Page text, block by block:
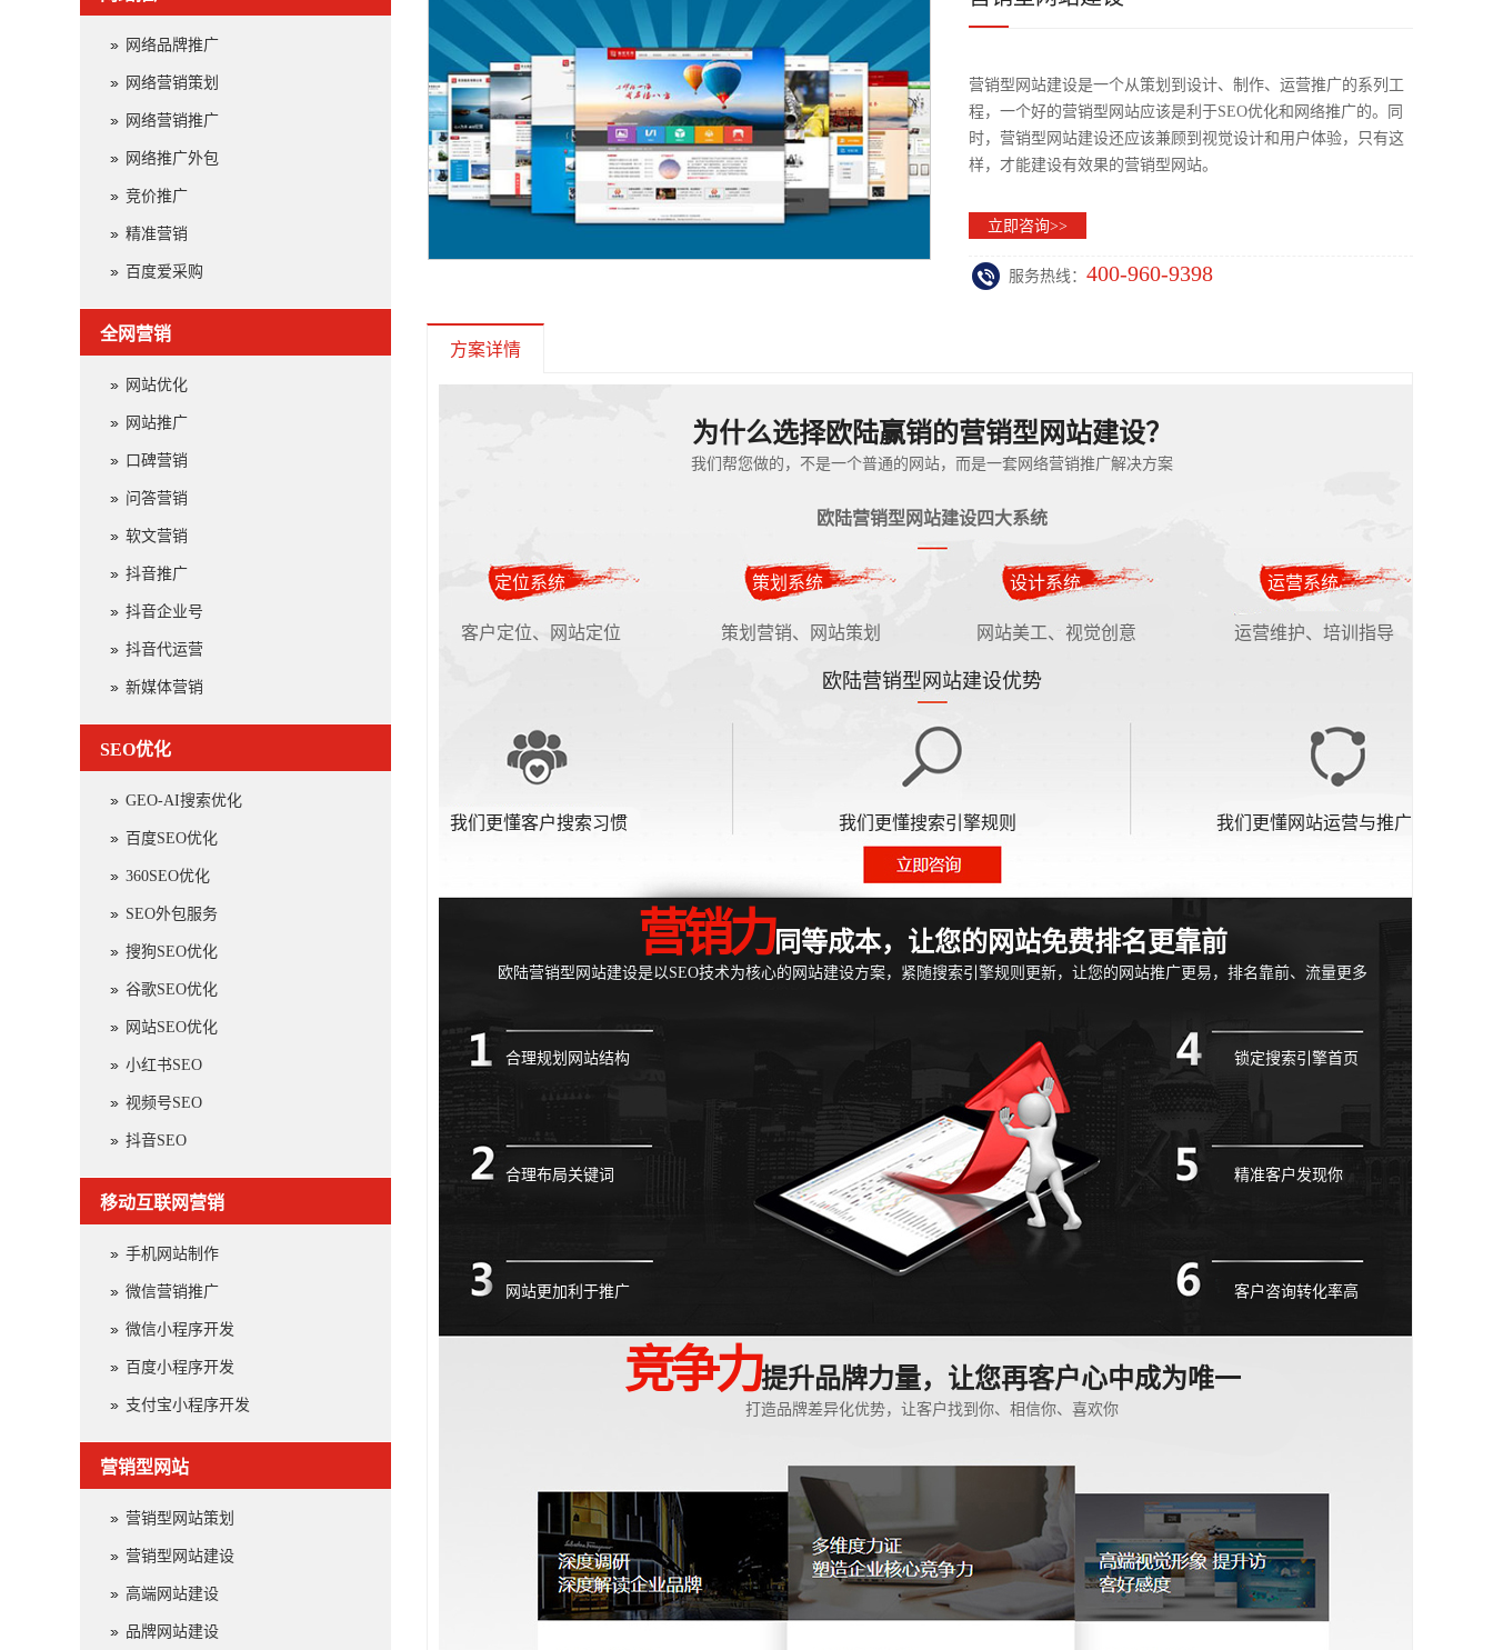
网络品牌推广
网络营销策划
网络营销推广
网络推广外包
竞价推广
精准营销
百度爱采购
全网营销
网站优化
网站推广
口碑营销
问答营销
软文营销
抖音推广
抖音企业号
抖音代运营
新媒体营销
SEO优化
GEO-AI搜索优化
百度SEO优化
360SEO优化
SEO外包服务
搜狗SEO优化
谷歌SEO优化
网站SEO优化
小红书SEO
视频号SEO
抖音SEO
移动互联网营销
手机网站制作
微信营销推广
微信小程序开发
百度小程序开发
支付宝小程序开发
营销型网站
营销型网站策划
营销型网站建设
高端网站建设
品牌网站建设
营销型网站建设是一个从策划到设计、制作、运营推广的系列工
程，一个好的营销型网站应该是利于SEO优化和网络推广的。同
时，营销型网站建设还应该兼顾到视觉设计和用户体验，只有这
样，才能建设有效果的营销型网站。
立即咨询>>
服务热线：400-960-9398
方案详情
为什么选择欧陆赢销的营销型网站建设？
我们帮您做的，不是一个普通的网站，而是一套网络营销推广解决方案
欧陆营销型网站建设四大系统
定位系统
客户定位、网站定位
策划系统
策划营销、网站策划
设计系统
网站美工、视觉创意
运营系统
运营维护、培训指导
欧陆营销型网站建设优势
我们更懂客户搜索习惯 我们更懂搜索引擎规则 我们更懂网站运营与推广
营销力同等成本，让您的网站免费排名更靠前
欧陆营销型网站建设是以SEO技术为核心的网站建设方案，紧随搜索引擎规则更新，让您的网站推广更易，排名靠前、流量更多
合理规划网站结构
合理布局关键词
网站更加利于推广
锁定搜索引擎首页
精准客户发现你
客户咨询转化率高
竞争力提升品牌力量，让您再客户心中成为唯一
打造品牌差异化优势，让客户找到你、相信你、喜欢你